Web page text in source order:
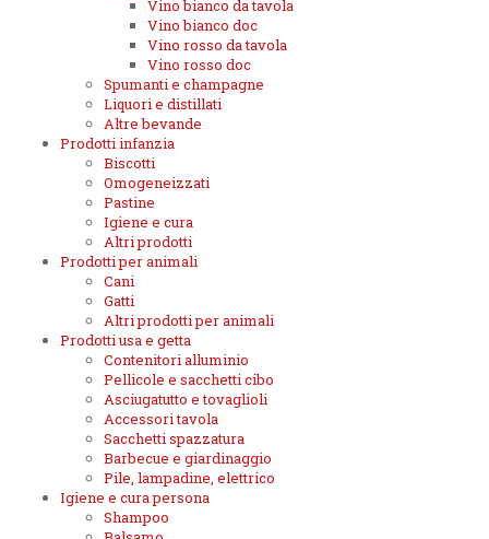
Vino bianco da tavola
Vino bianco doc
Vino rosso da tavola
Vino rosso doc
Spumanti e champagne
Liquori e distillati
Altre bevande
Prodotti infanzia
Biscotti
Omogeneizzati
Pastine
Igiene e cura
Altri prodotti
Prodotti per animali
Cani
Gatti
Altri prodotti per animali
Prodotti usa e getta
Contenitori alluminio
Pellicole e sacchetti cibo
Asciugatutto e tovaglioli
Accessori tavola
Sacchetti spazzatura
Barbecue e giardinaggio
Pile, lampadine, elettrico
Igiene e cura persona
Shampoo